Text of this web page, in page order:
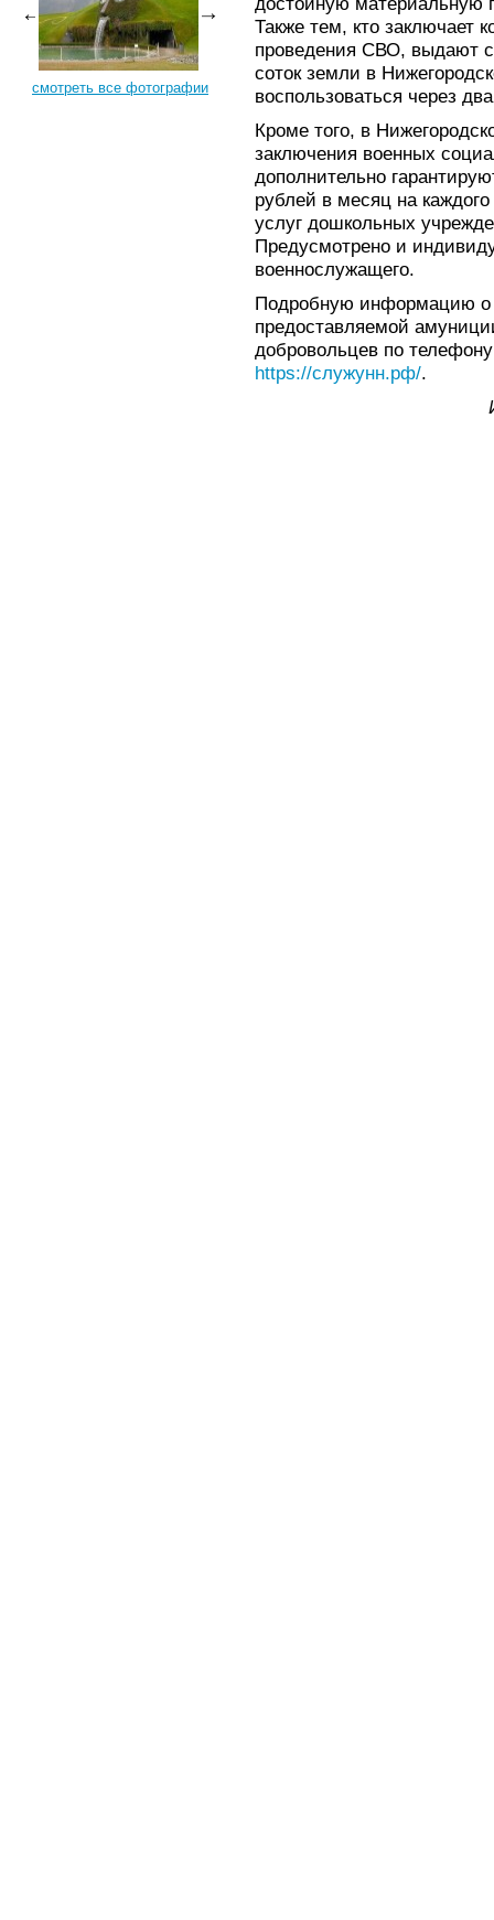
смотреть все фотографии
Также тем, кто заключает
проведения СВО, выдают
соток земли в
воспользоваться через
Кроме того, в
заключения военных
дополнительно
рублей в месяц на
услуг дошкольных
Предусмотрено и
военнослужащего.
Подробную информацию о
предоставляемой
добровольцев по
https://служунн.рф/.